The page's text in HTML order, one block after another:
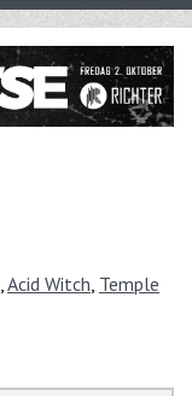
Acid Witch Temple